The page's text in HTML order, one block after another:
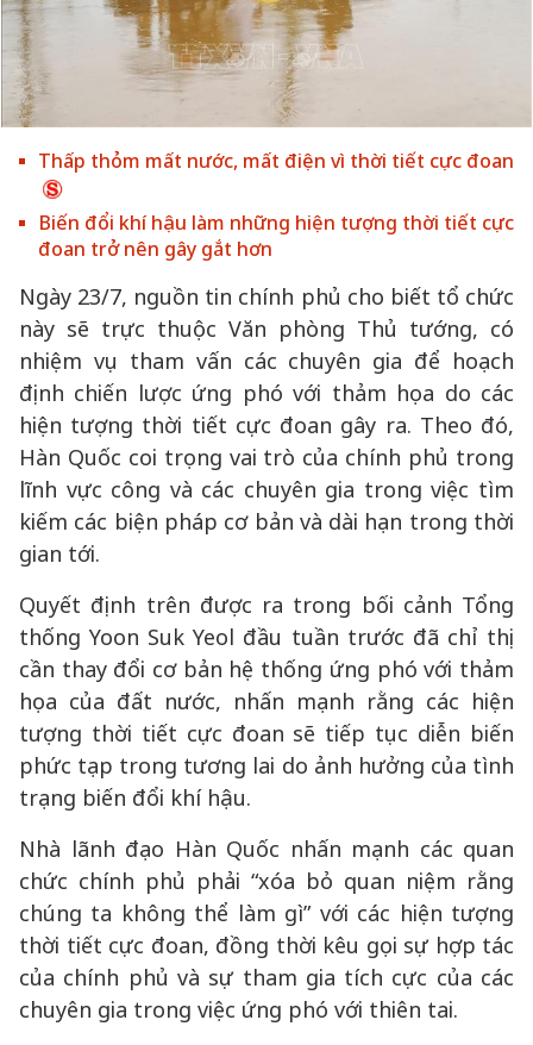
Thấp thỏm mất nước, mất điện vì thời tiết cực đoan
Biến đổi khí hậu làm những hiện tượng thời tiết cực
đoan trở nên gây gắt hơn
Ngày 23/7, nguồn tin chính phủ cho biết tổ chức
này sẽ trực thuộc Văn phòng Thủ tướng, có
nhiệm vụ tham vấn các chuyên gia để hoạch
định chiến lược ứng phó với thảm họa do các
hiện tượng thời tiết cực đoan gây ra. Theo đó,
Hàn Quốc coi trọng vai trò của chính phủ trong
lĩnh vực công và các chuyên gia trong việc tìm
kiếm các biện pháp cơ bản và dài hạn trong thời
gian tới.
Quyết định trên được ra trong bối cảnh Tổng
thống Yoon Suk Yeol đầu tuần trước đã chỉ thị
cần thay đổi cơ bản hệ thống ứng phó với thảm
họa của đất nước, nhấn mạnh rằng các hiện
tượng thời tiết cực đoan sẽ tiếp tục diễn biến
phức tạp trong tương lai do ảnh hưởng của tình
trạng biến đổi khí hậu.
Nhà lãnh đạo Hàn Quốc nhấn mạnh các quan
chức chính phủ phải “xóa bỏ quan niệm rằng
chúng ta không thể làm gì” với các hiện tượng
thời tiết cực đoan, đồng thời kêu gọi sự hợp tác
của chính phủ và sự tham gia tích cực của các
chuyên gia trong việc ứng phó với thiên tai.